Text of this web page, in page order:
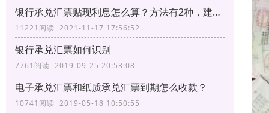
银行承兑汇票贴现利息怎么算？方法有2种，建议转发收藏
11221阅读 2021-11-17 17:56:52
银行承兑汇票如何识别
7761阅读 2019-09-25 20:53:08
电子承兑汇票和纸质承兑汇票到期怎么收款？
10741阅读 2019-05-18 10:50:55